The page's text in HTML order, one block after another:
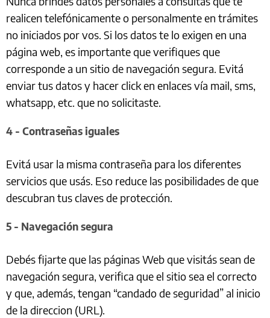
realicen telefónicamente o personalmente en trámites
no iniciados por vos. Si los datos te lo exigen en una
página web, es importante que verifiques que
corresponde a un sitio de navegación segura. Evitá
enviar tus datos y hacer click en enlaces vía mail, sms,
whatsapp, etc. que no solicitaste.
4 - Contraseñas iguales
Evitá usar la misma contraseña para los diferentes
servicios que usás. Eso reduce las posibilidades de que
descubran tus claves de protección.
5 - Navegación segura
Debés fijarte que las páginas Web que visitás sean de
navegación segura, verifica que el sitio sea el correcto
y que, además, tengan “candado de seguridad” al inicio
de la direccion (URL).